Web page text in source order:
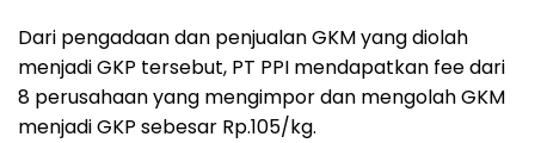
Dari pengadaan dan penjualan GKM yang diolah
menjadi GKP tersebut, PT PPI mendapatkan fee dari
8 perusahaan yang mengimpor dan mengolah GKM
menjadi GKP sebesar Rp.105/kg.